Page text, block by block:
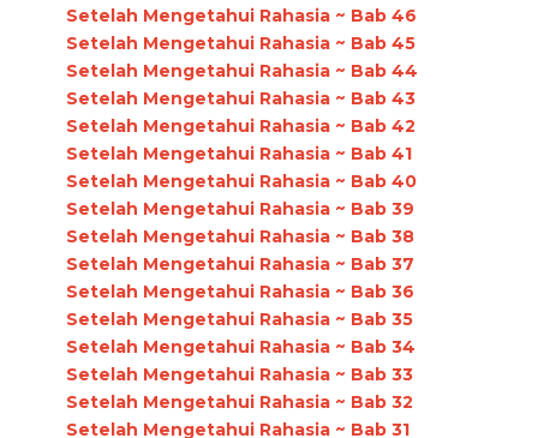
Setelah Mengetahui Rahasia ~ Bab 46
Setelah Mengetahui Rahasia ~ Bab 45
Setelah Mengetahui Rahasia ~ Bab 44
Setelah Mengetahui Rahasia ~ Bab 43
Setelah Mengetahui Rahasia ~ Bab 42
Setelah Mengetahui Rahasia ~ Bab 41
Setelah Mengetahui Rahasia ~ Bab 40
Setelah Mengetahui Rahasia ~ Bab 39
Setelah Mengetahui Rahasia ~ Bab 38
Setelah Mengetahui Rahasia ~ Bab 37
Setelah Mengetahui Rahasia ~ Bab 36
Setelah Mengetahui Rahasia ~ Bab 35
Setelah Mengetahui Rahasia ~ Bab 34
Setelah Mengetahui Rahasia ~ Bab 33
Setelah Mengetahui Rahasia ~ Bab 32
Setelah Mengetahui Rahasia ~ Bab 31